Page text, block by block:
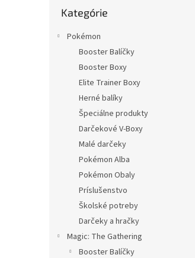
kategórie
Kategórie
Pokémon
Booster Balíčky
Booster Boxy
Elite Trainer Boxy
Herné balíky
Špeciálne produkty
Darčekové V-Boxy
Malé darčeky
Pokémon Alba
Pokémon Obaly
Príslušenstvo
Školské potreby
Darčeky a hračky
Magic: The Gathering
Booster Balíčky